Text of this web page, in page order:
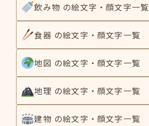
飲み物 の絵文字・顔文字一覧
食器 の絵文字・顔文字一覧
地図 の絵文字・顔文字一覧
地理 の絵文字・顔文字一覧
建物 の絵文字・顔文字一覧